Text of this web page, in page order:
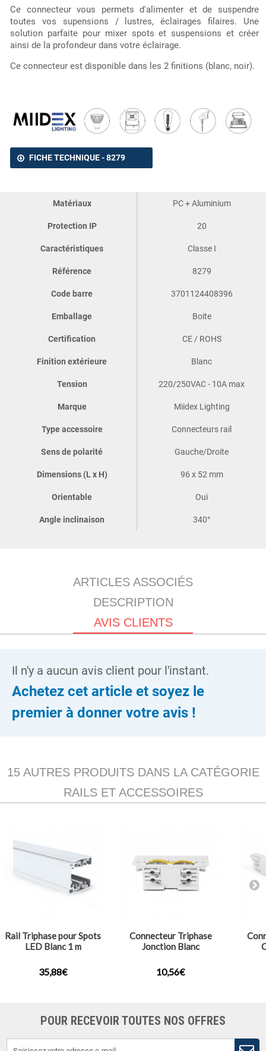
Ce connecteur vous permets d'alimenter et de suspendre
toutes vos supensions / lustres, éclairages filaires. Une
solution parfaite pour mixer spots et suspensions et créer
ainsi de la profondeur dans votre éclairage.
Ce connecteur est disponible dans les 2 finitions (blanc, noir).
FICHE TECHNIQUE - 8279
Matériaux PC + Aluminium
Protection IP 20
Caractéristiques Classe I
Référence 8279
Code barre 3701124408396
Emballage Boite
Certification CE / ROHS
Finition extérieure Blanc
Tension 220/250VAC - 10A max
Marque Miidex Lighting
Type accessoire Connecteurs rail
Sens de polarité Gauche/Droite
Dimensions (L x H) 96 x 52 mm
Orientable Oui
Angle inclinaison 340°
ARTICLES ASSOCIÉS
DESCRIPTION
AVIS CLIENTS
Il n'y a aucun avis client pour l'instant.
Achetez cet article et soyez le
premier à donner votre avis !
15 AUTRES PRODUITS DANS LA CATÉGORIE
RAILS ET ACCESSOIRES
Rail Triphase pour Spots
LED Blanc 1 m
35,88€
Connecteur Triphase
Jonction Blanc
10,56€
POUR RECEVOIR TOUTES NOS OFFRES